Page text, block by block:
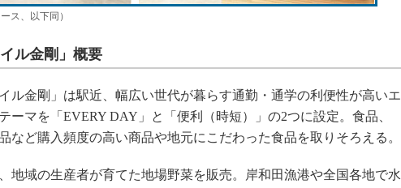
ス、以下同）
ル金剛」概要
ル金剛」は駅近、幅広い世代が暮らす通勤・通学の利便性が高いエ
ーマを「EVERY DAY」と「便利（時短）」の2つに設定。食品、
など購入頻度の高い商品や地元にこだわった食品を取りそろえる。
地域の生産者が育てた地場野菜を販売。岸和田漁港や全国各地で水